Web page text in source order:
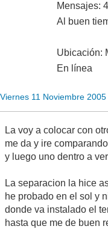
Mensajes:
Al buen
Ubicación:
En línea
Viernes 11 Noviembre
La voy a colocar con
me da y ire
y luego uno dentro a
La separacion la hice
he probado en el sol y
donde va instalado el
hasta que me de buen